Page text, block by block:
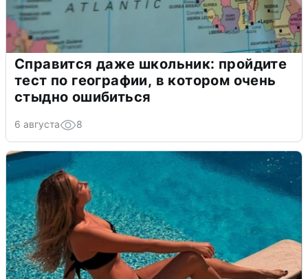
Справится даже школьник: пройдите
тест по географии, в котором очень
стыдно ошибиться
6 августа 8